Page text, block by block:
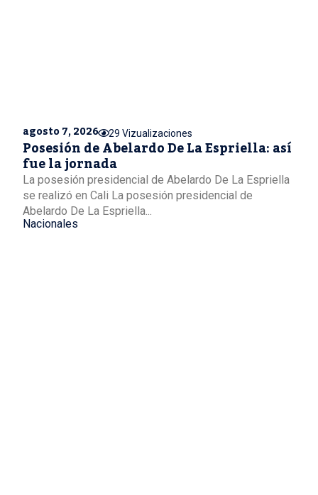
agosto 7, 2026 29 Vizualizaciones
Posesión de Abelardo De La Espriella: así
fue la jornada
La posesión presidencial de Abelardo De La Espriella
se realizó en Cali La posesión presidencial de
Abelardo De La Espriella...
Nacionales